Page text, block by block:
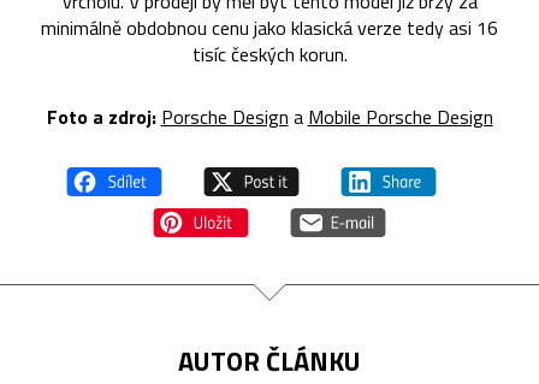
minimálně obdobnou cenu jako klasická verze tedy asi 16
tisíc českých korun.
Foto a zdroj: Porsche Design a Mobile Porsche Design
AUTOR ČLÁNKU